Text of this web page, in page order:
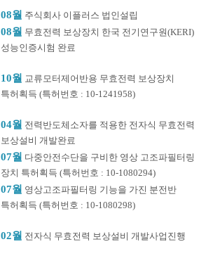
08월 주식회사 이플러스 법인설립
08월 무효전력 보상장치 한국 전기연구원(KERI)
성능인증시험 완료
10월 교류모터제어반용 무효전력 보상장치
특허획득 (특허번호 : 10-1241958)
04월 전력반도체소자를 적용한 전자식 무효전력
보상설비 개발완료
07월 다중안전수단을 구비한 영상 고조파필터링
장치 특허획득 (특허번호 : 10-1080294)
07월 영상고조파필터링 기능을 가진 분전반
특허획득 (특허번호 : 10-1080298)
02월 전자식 무효전력 보상설비 개발사업진행